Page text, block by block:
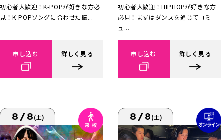
初心者大歓迎！K-POPが好きな方必
見！K-POPソングに合わせた振...
申し込む 詳しく見る
初心者大歓迎！HIPHOPが好きな方
必見！まずはダンスを通じてコミ
ュ...
申し込む 詳しく見る
8/8(土) 8/8(土)